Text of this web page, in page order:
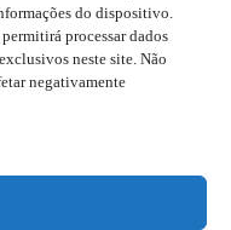
do dispositivo.
processar dados
neste site. Não
negativamente